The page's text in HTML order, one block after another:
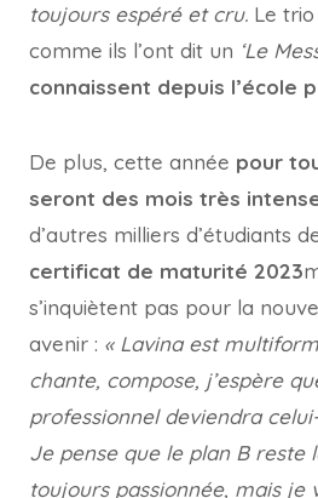
toujours espéré et cru. Le
comme ils l’ont dit un ‘Le
connaissent depuis l’école
De plus, cette année pour
seront des mois très
d’autres milliers d’étudiants
certificat de maturité 2023
s’inquiètent pas pour la
avenir : « Lavina est
chante, compose, j’espère
professionnel deviendra
Je pense que le plan B reste
toujours passionnée, mais je